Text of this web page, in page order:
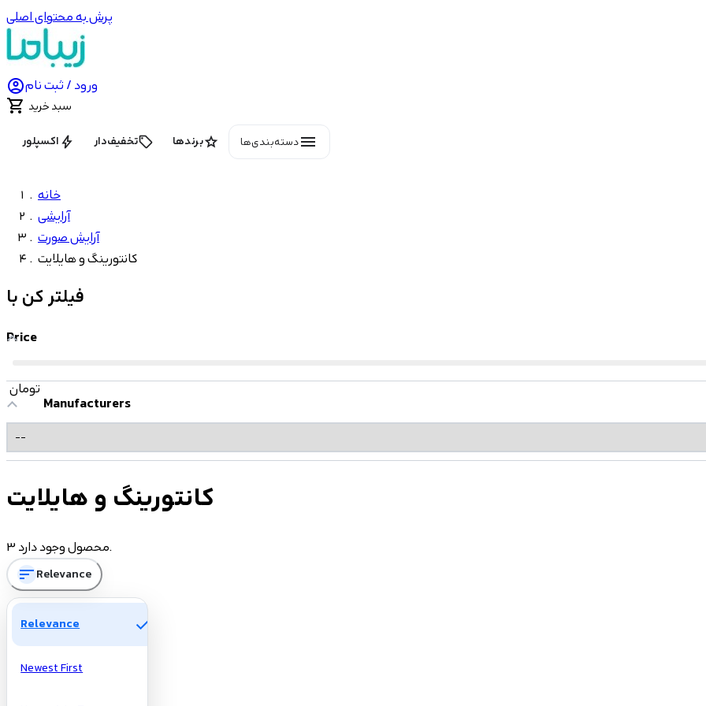
پرش به محتوای اصلی
ورود / ثبت نام
 سبد خرید
menuدسته‌بندی‌ها starبرندها local_offerتخفیف‌دار boltاکسپلور
خانه
آرایشی
آرایش صورت
کانتورینگ و هایلایت
فیلتر کن با
Price
تومان
Manufacturers
کانتورینگ و هایلایت
3 محصول وجود دارد.
sortRelevance
Relevance check
Newest First